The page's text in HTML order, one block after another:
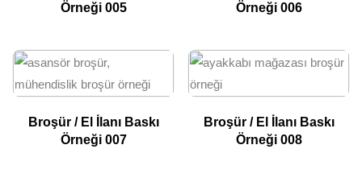
Örneği 005
Örneği 006
Broşür / El İlanı Baskı
Örneği 007
Broşür / El İlanı Baskı
Örneği 008